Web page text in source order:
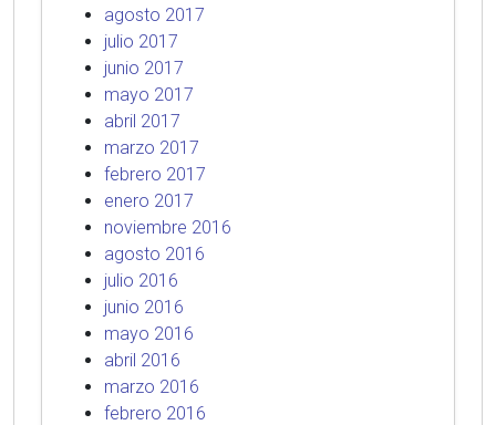
agosto 2017
julio 2017
junio 2017
mayo 2017
abril 2017
marzo 2017
febrero 2017
enero 2017
noviembre 2016
agosto 2016
julio 2016
junio 2016
mayo 2016
abril 2016
marzo 2016
febrero 2016